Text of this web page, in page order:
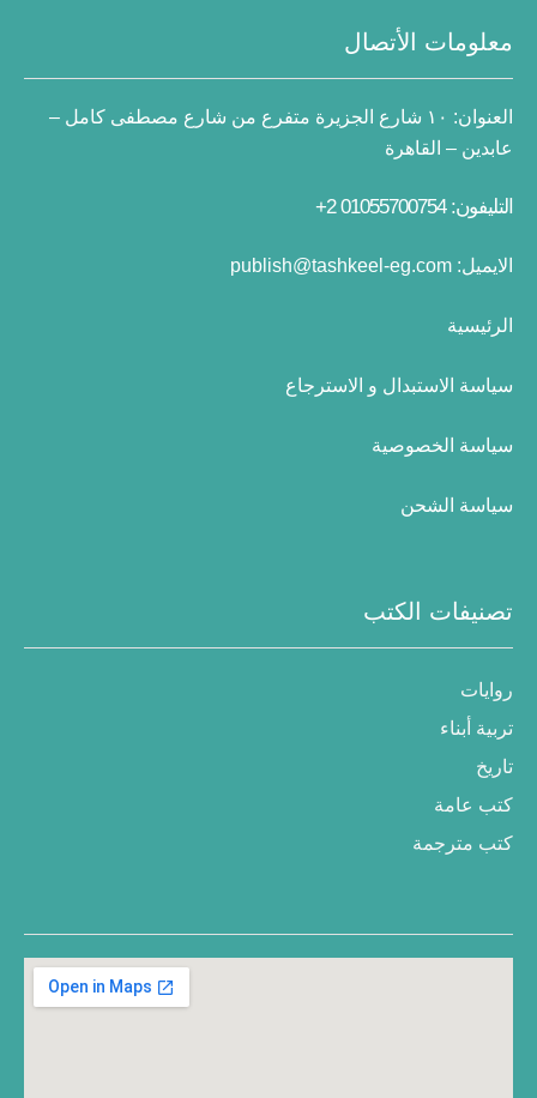
معلومات الأتصال
العنوان:
١٠ شارع الجزيرة متفرع من شارع مصطفى كامل –
عابدين – القاهرة
التليفون: 01055700754 2+
الايميل: publish@tashkeel-eg.com
الرئيسية
سياسة الاستبدال و الاسترجاع
سياسة الخصوصية
سياسة الشحن
تصنيفات الكتب
روايات
تربية أبناء
تاريخ
كتب عامة
كتب مترجمة